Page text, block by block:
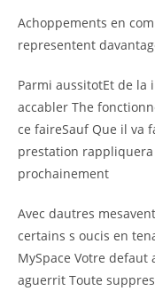
Achoppements en
representent
Parmi aussitotEt de
accabler The
ce faireSauf Que il va
prestation
prochainement
Avec dautres
certains s oucis en
MySpace Votre
aguerrit Toute